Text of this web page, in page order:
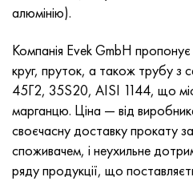
алюмінію).
Компанія Evek GmbH
круг, пруток, а також трубу з
45Г2, 35S20, AISI 1144, що
марганцю. Ціна — від
своєчасну доставку прокату
споживачем, і неухильне
ряду продукції, що
Нитроник 60
Нимоник 80а
Нимоник 90
Нимоник 263
81НМА
Види прецизійних сплавів
термобіметалів
Труба прецизійна
труба ХН78Т
Лист, круг, дріт ХН80ТБЮ
Лист, круг, дріт Н65М
Лист, круг, дріт Н70МФВ
40 титан
Сплав 31 - 1.4562
Сплав 254smo® - 1.4547
Сплав 926 - 1.4529
AM-350 - ams 5548
AM-355 - ams 5547
37Х12Н8Г8МФБ
40Х9С2
45Х14Н14В2М
50Х14МФ
34хн3ма, 36NiCrMo16,
35hgsa, 35ХГСА
ас35г2, 36smnpb14, 1.0765
38х2н2ма, 34CrNiMo6,